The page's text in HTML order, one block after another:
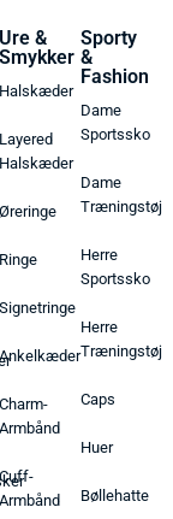
Ure &
Smykker
Halskæder
Layered
Halskæder
Øreringe
Ringe
Signetringe
Charm-
Armbånd
Armbånd
Sporty
&
Fashion
Dame
Sportssko
Dame
Træningstøj
Herre
Sportssko
Herre
Træningstøj
Caps
Huer
Bøllehatte